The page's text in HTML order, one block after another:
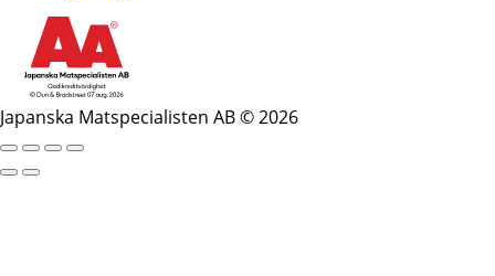
Japanska Matspecialisten AB © 2026